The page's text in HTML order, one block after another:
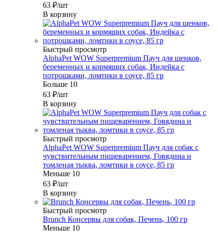
63 ₽/шт
В корзину
Быстрый просмотр
AlphaPet WOW Superpremium Пауч для щенков,
беременных и кормящих собак, Индейка с
потрошками, ломтики в соусе, 85 гр
Больше 10
63 ₽/шт
В корзину
Быстрый просмотр
AlphaPet WOW Superpremium Пауч для собак с
чувствительным пищеварением, Говядина и
томленая тыква, ломтики в соусе, 85 гр
Меньше 10
63 ₽/шт
В корзину
Быстрый просмотр
Brunch Консервы для собак, Печень, 100 гр
Меньше 10